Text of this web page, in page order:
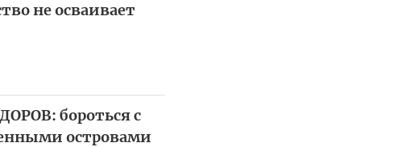
не осваивает
бороться с
островами